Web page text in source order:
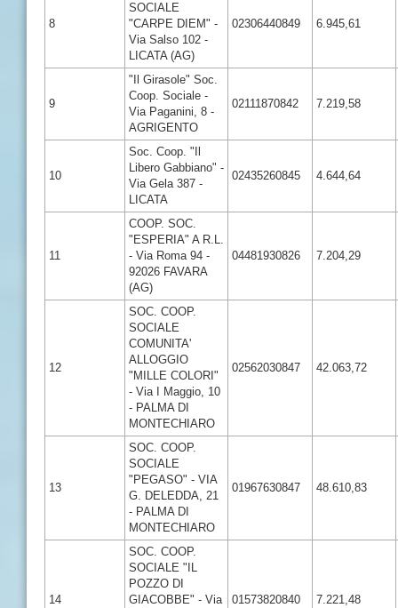
8
SOCIALE
"CARPE DIEM" -
Via Salso 102 -
LICATA (AG)
02306440849 6.945,61
9
"Il Girasole" Soc.
Coop. Sociale -
Via Paganini, 8 -
AGRIGENTO
02111870842 7.219,58
10
Soc. Coop. "Il
Libero Gabbiano" -
Via Gela 387 -
LICATA
02435260845 4.644,64
11
COOP. SOC.
"ESPERIA" A R.L.
- Via Roma 94 -
92026 FAVARA
(AG)
04481930826 7.204,29
12
SOC. COOP.
SOCIALE
COMUNITA'
ALLOGGIO
"MILLE COLORI"
- Via I Maggio, 10
- PALMA DI
MONTECHIARO
02562030847 42.063,72
13
SOC. COOP.
SOCIALE
"PEGASO" - VIA
G. DELEDDA, 21
- PALMA DI
MONTECHIARO
01967630847 48.610,83
14
SOC. COOP.
SOCIALE "IL
POZZO DI
GIACOBBE" - Via
01573820840 7.221,48